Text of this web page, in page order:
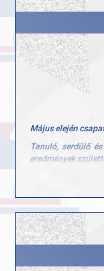
Május elején
Tanuló, serdülő
eredmények
Férfi ifjúsági
Férfi tanuló 13-14
Női UP PR3 ID